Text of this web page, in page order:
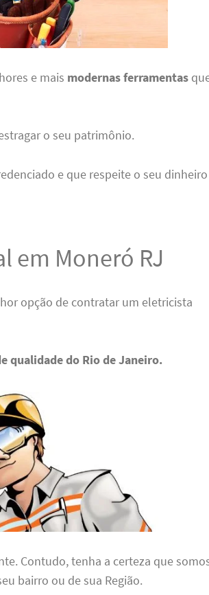
e mais modernas ferramentas
o seu patrimônio.
e que respeite o seu dinheiro
em Moneró RJ
opção de contratar um eletricista
qualidade do Rio de Janeiro.
Contudo, tenha a certeza que
bairro ou de sua Região.